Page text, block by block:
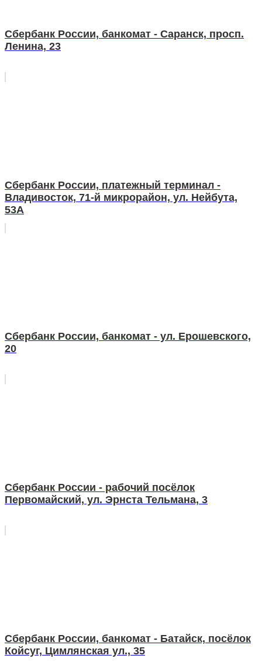
Сбербанк России, банкомат - Саранск, просп.
Ленина, 23
Сбербанк России, платежный терминал -
Владивосток, 71-й микрорайон, ул. Нейбута,
53А
Сбербанк России, банкомат - ул. Ерошевского,
20
Сбербанк России - рабочий посёлок
Первомайский, ул. Эрнста Тельмана, 3
Сбербанк России, банкомат - Батайск, посёлок
Койсуг, Цимлянская ул., 35